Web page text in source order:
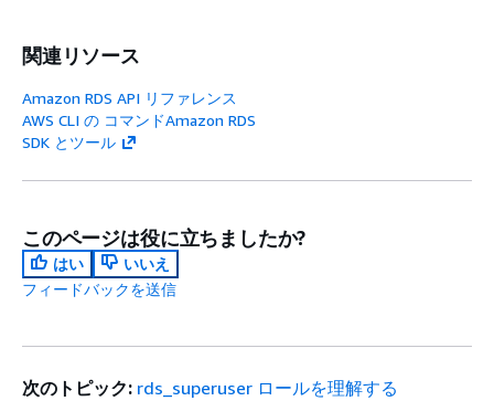
関連リソース
Amazon RDS API リファレンス
AWS CLI の コマンドAmazon RDS
SDK とツール
このページは役に立ちましたか?
はい
いいえ
フィードバックを送信
次のトピック: rds_superuser ロールを理解する